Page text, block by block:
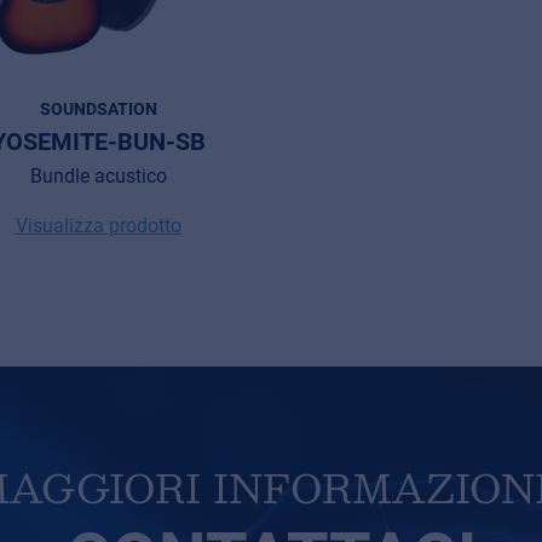
SOUNDSATION
BUN-SB
Bundle acustico
Visualizza prodotto